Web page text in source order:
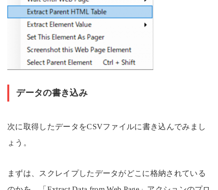
データの書き込み
次に取得したデータをCSVファイルに書き込んでみまし
ょう。
まずは、スクレイプしたデータがどこに格納されている